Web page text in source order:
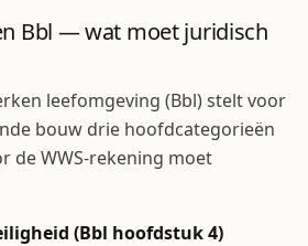
Bbl — wat moet juridisch
leefomgeving (Bbl) stelt voor
bouw drie hoofdcategorieën
de WWS-rekening moet
(Bbl hoofdstuk 4)